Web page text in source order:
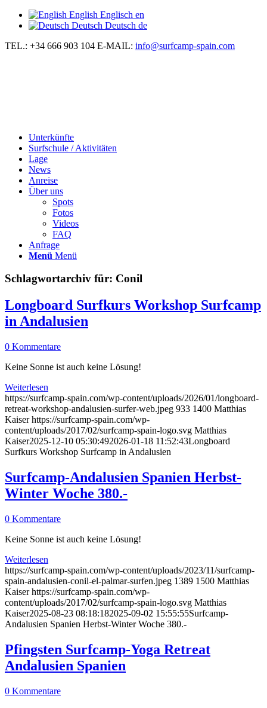
English Englisch en
Deutsch Deutsch de
TEL.: +34 666 903 104 E-MAIL: info@surfcamp-spain.com
Unterkünfte
Surfschule / Aktivitäten
Lage
News
Anreise
Über uns
Spots
Fotos
Videos
FAQ
Anfrage
Menü Menü
Schlagwortarchiv für: Conil
Longboard Surfkurs Workshop Surfcamp
in Andalusien
0 Kommentare
Keine Sonne ist auch keine Lösung!
Weiterlesen
https://surfcamp-spain.com/wp-content/uploads/2026/01/longboard-
retreat-workshop-andalusien-surfer-web.jpeg 933 1400 Matthias
Kaiser https://surfcamp-spain.com/wp-
content/uploads/2017/02/surfcamp-spain-logo.svg Matthias
Kaiser2025-12-10 05:30:492026-01-18 11:52:43Longboard
Surfkurs Workshop Surfcamp in Andalusien
Surfcamp-Andalusien Spanien Herbst-
Winter Woche 380.-
0 Kommentare
Keine Sonne ist auch keine Lösung!
Weiterlesen
https://surfcamp-spain.com/wp-content/uploads/2023/11/surfcamp-
spain-andalusien-conil-el-palmar-surfen.jpeg 1389 1500 Matthias
Kaiser https://surfcamp-spain.com/wp-
content/uploads/2017/02/surfcamp-spain-logo.svg Matthias
Kaiser2025-08-23 08:18:182025-09-02 15:55:55Surfcamp-
Andalusien Spanien Herbst-Winter Woche 380.-
Pfingsten Surfcamp-Yoga Retreat
Andalusien Spanien
0 Kommentare